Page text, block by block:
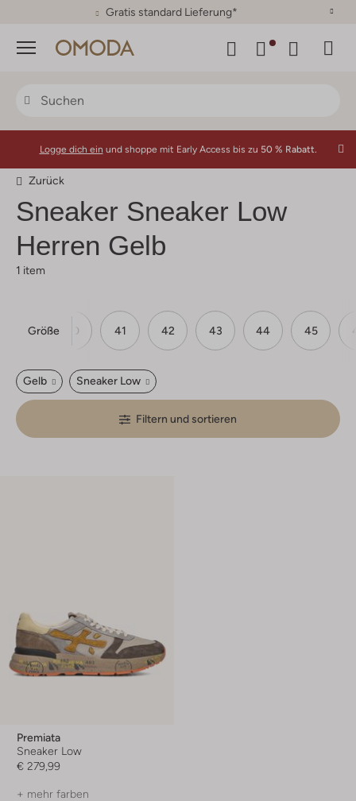
30 Tage Rückgaberecht
Menü
Logge dich ein und shoppe mit Early Access bis zu 50 % Rabatt.
Zurück
Sneaker Sneaker Low
Herren Gelb
1 item
Größe 40 41 42 43 44 45
Gelb Sneaker Low
Filtern und sortieren
Premiata
Sneaker Low
€ 279,99
+ mehr farben